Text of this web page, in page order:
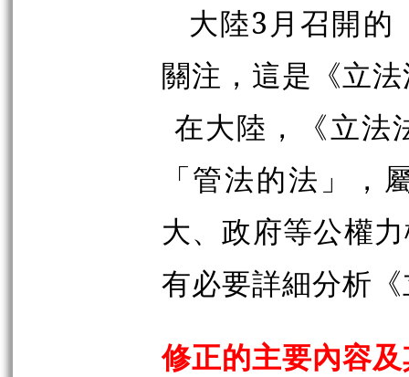
大陸3月召開的
關注，這是《立
在大陸，《立法
「管法的法」，
大、政府等公權
有必要詳細分析
修正的主要內容